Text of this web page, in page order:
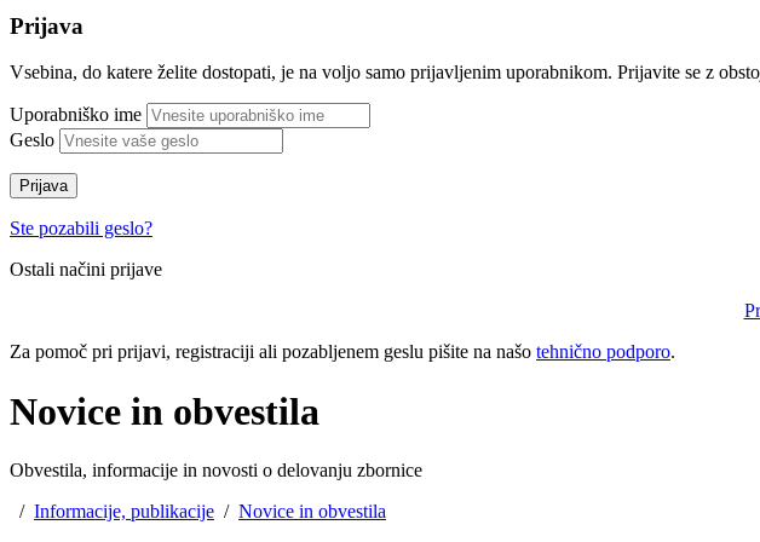
Prijava
Vsebina, do katere želite dostopati, je na voljo samo prijavljenim uporabnikom. Prijavite se z
Uporabniško ime
Geslo
Prijava
Ste pozabili geslo?
Ostali načini prijave
Za pomoč pri prijavi, registraciji ali pozabljenem geslu pišite na našo tehnično podporo.
Novice in obvestila
Obvestila, informacije in novosti o delovanju zbornice
/ Informacije, publikacije / Novice in obvestila